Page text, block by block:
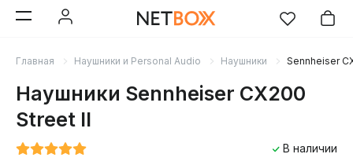
Главная Наушники и Personal Audio Наушники Sennheiser
Наушники Sennheiser CX200
Street II
В наличии